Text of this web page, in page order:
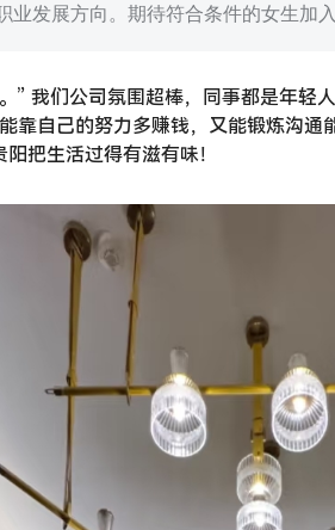
业发展方向。期待符合条件的女生加
” 我们公司氛围超棒，同事都是年轻
靠自己的努力多赚钱，又能锻炼沟
把生活过得有滋有味！